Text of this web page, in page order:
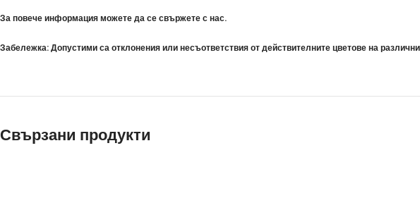
За повече информация можете да се свържете с нас.
Забележка: Допустими са отклонения или несъответствия от действителните цветове на
Свързани продукти